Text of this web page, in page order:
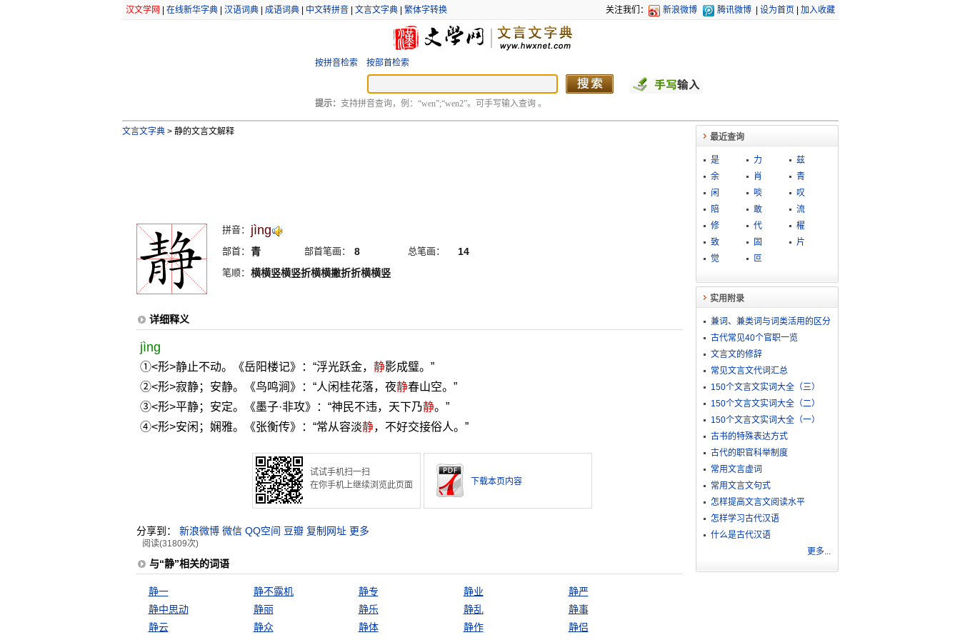
汉文学网 在线新华字典| 汉语词典| 成语词典| 中文转拼音| 文言文字典| 繁体字转换 关注我们： 新浪微博 腾讯微博 设为首页 加入收藏
按拼音检索 按部首检索
提示： 支持拼音查询，例：“wen”;“wen2”。可手写输入查询 。
文言文字典 >静的文言文解释
拼音： jìng
部首： 青 部首笔画： 8 总笔画： 14
笔顺： 横横竖横竖折横横撇折折横横竖
详细释义
jìng
①<形>静止不动。《岳阳楼记》：“浮光跃金， 静影成璧。”
②<形>寂静；安静。《鸟鸣涧》：“人闲桂花落，夜静春山空。”
③<形>平静；安定。《墨子·非攻》：“神民不违，天下乃静。”
④<形>安闲；娴雅。《张衡传》：“常从容淡静，不好交接俗人。”
试试手机扫一扫
在你手机上继续浏览此页面
下载本页内容
分享到： 新浪微博 微信 QQ空间 豆瓣 复制网址 更多
阅读(31809次)
与“静”相关的词语
静一 静不露机 静专 静业
静严
静中思动
静丽 静乐 静乱
静事
静云
静众 静体 静作
静侣
最近查询
是 力
兹
余
肖
青
闲
啖
叹
陪
敢
流
修
代
櫂
致
固
片
觉
叵
实用附录
兼词、兼类词与词类活用的区分
古代常见40个官职一览
文言文的修辞
常见文言文代词汇总
150个文言文实词大全（三）
150个文言文实词大全（二）
150个文言文实词大全（一）
古书的特殊表达方式
古代的职官科举制度
常用文言虚词
常用文言文句式
怎样提高文言文阅读水平
怎样学习古代汉语
什么是古代汉语
更多...